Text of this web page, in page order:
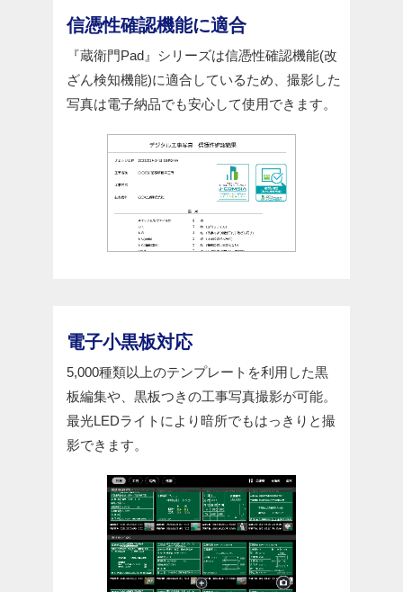
信憑性確認機能に適合
『蔵衛門Pad』シリーズは信憑性確認機能(改
ざん検知機能)に適合しているため、撮影した
写真は電子納品でも安心して使用できます。
電子小黒板対応
5,000種類以上のテンプレートを利用した黒
板編集や、黒板つきの工事写真撮影が可能。
最光LEDライトにより暗所でもはっきりと撮
影できます。